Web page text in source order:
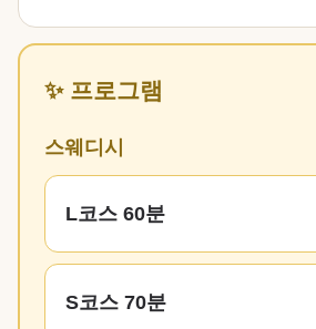
✨ 프로그램
스웨디시
L코스 60분
S코스 70분